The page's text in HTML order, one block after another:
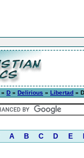
» D » Delirious » Libertad »
A B C D E